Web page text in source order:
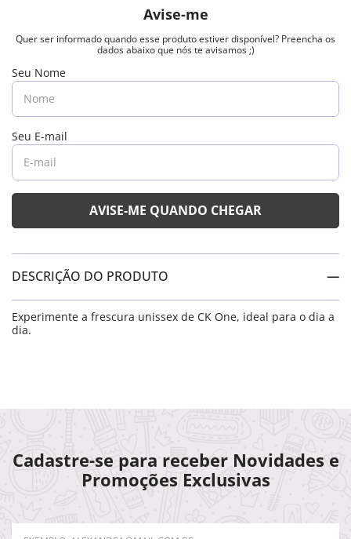
DESCRIÇÃO DO PRODUTO
Experimente a frescura unissex de CK One, ideal para o dia a
dia.
Cadastre-se para receber Novidades e
Promoções Exclusivas